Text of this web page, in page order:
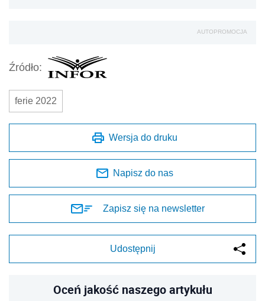
AUTOPROMOCJA
Źródło:
ferie 2022
Wersja do druku
Napisz do nas
Zapisz się na newsletter
Udostępnij
Oceń jakość naszego artykułu